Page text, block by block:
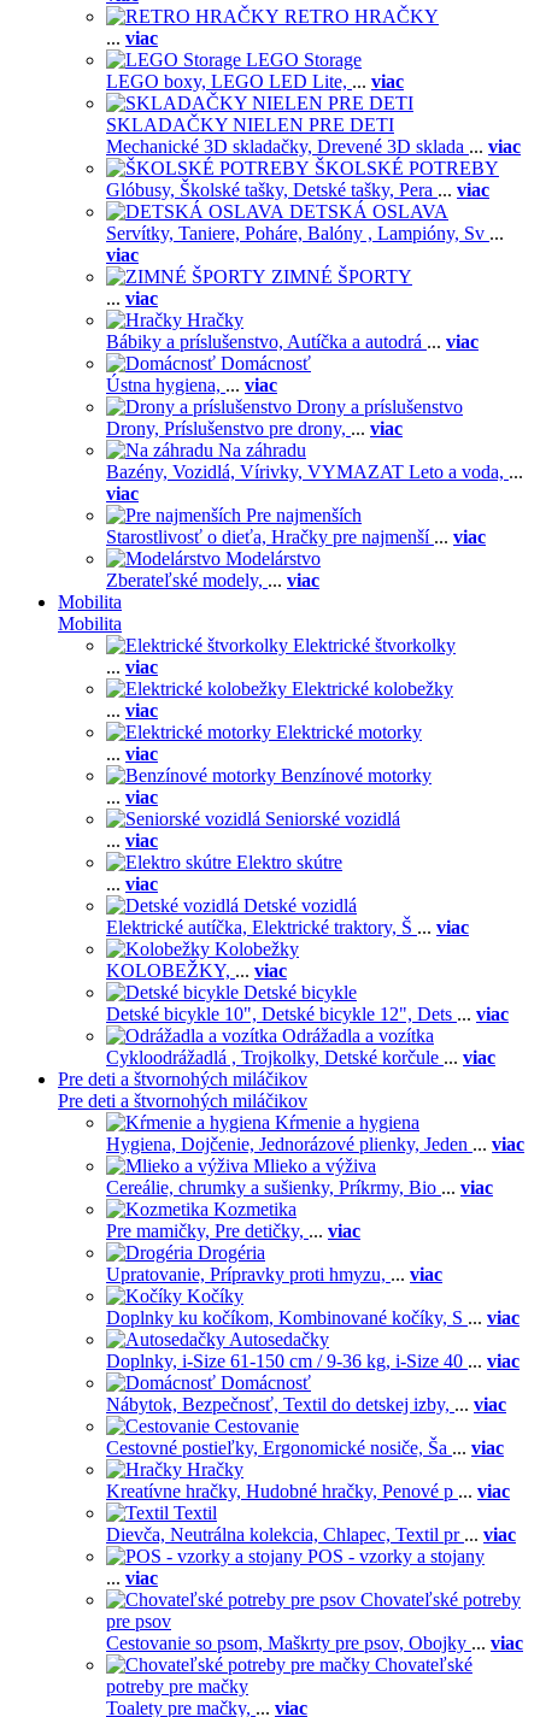
RETRO HRAČKY
... viac
LEGO Storage
LEGO boxy, LEGO LED Lite, ... viac
SKLADAČKY NIELEN PRE DETI
Mechanické 3D skladačky, Drevené 3D sklada ... viac
ŠKOLSKÉ POTREBY
Glóbusy, Školské tašky, Detské tašky, Pera ... viac
DETSKÁ OSLAVA
Servítky, Taniere, Poháre, Balóny , Lampióny, Sv ...
viac
ZIMNÉ ŠPORTY
... viac
Hračky
Bábiky a príslušenstvo, Autíčka a autodrá ... viac
Domácnosť
Ústna hygiena, ... viac
Drony a príslušenstvo
Drony, Príslušenstvo pre drony, ... viac
Na záhradu
Bazény, Vozidlá, Vírivky, VYMAZAT Leto a voda, ...
viac
Pre najmenších
Starostlivosť o dieťa, Hračky pre najmenší ... viac
Modelárstvo
Zberateľské modely, ... viac
Mobilita
Mobilita
Elektrické štvorkolky
... viac
Elektrické kolobežky
... viac
Elektrické motorky
... viac
Benzínové motorky
... viac
Seniorské vozidlá
... viac
Elektro skútre
... viac
Detské vozidlá
Elektrické autíčka, Elektrické traktory, Š ... viac
Kolobežky
KOLOBEŽKY, ... viac
Detské bicykle
Detské bicykle 10", Detské bicykle 12", Dets ... viac
Odrážadla a vozítka
Cykloodrážadlá , Trojkolky, Detské korčule ... viac
Pre deti a štvornohých miláčikov
Pre deti a štvornohých miláčikov
Kŕmenie a hygiena
Hygiena, Dojčenie, Jednorázové plienky, Jeden ... viac
Mlieko a výživa
Cereálie, chrumky a sušienky, Príkrmy, Bio ... viac
Kozmetika
Pre mamičky, Pre detičky, ... viac
Drogéria
Upratovanie, Prípravky proti hmyzu, ... viac
Kočíky
Doplnky ku kočíkom, Kombinované kočíky, S ... viac
Autosedačky
Doplnky, i-Size 61-150 cm / 9-36 kg, i-Size 40 ... viac
Domácnosť
Nábytok, Bezpečnosť, Textil do detskej izby, ... viac
Cestovanie
Cestovné postieľky, Ergonomické nosiče, Ša ... viac
Hračky
Kreatívne hračky, Hudobné hračky, Penové p ... viac
Textil
Dievča, Neutrálna kolekcia, Chlapec, Textil pr ... viac
POS - vzorky a stojany
... viac
Chovateľské potreby
pre psov
Cestovanie so psom, Maškrty pre psov, Obojky ... viac
Chovateľské
potreby pre mačky
Toalety pre mačky, ... viac